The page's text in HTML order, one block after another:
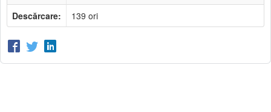
Descărcare:
139 ori